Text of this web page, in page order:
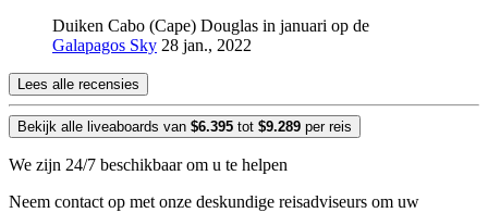
Duiken Cabo (Cape) Douglas in januari op de
Galapagos Sky 28 jan., 2022
Lees alle recensies
Bekijk alle liveaboards van $6.395 tot $9.289 per reis
We zijn 24/7 beschikbaar om u te helpen
Neem contact op met onze deskundige reisadviseurs om uw